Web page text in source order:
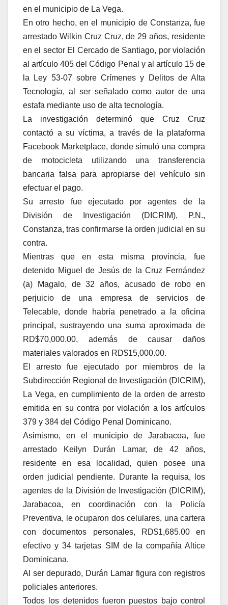
en el municipio de La Vega.
En otro hecho, en el municipio de Constanza, fue
arrestado Wilkin Cruz Cruz, de 29 años, residente
en el sector El Cercado de Santiago, por violación
al artículo 405 del Código Penal y al artículo 15 de
la Ley 53-07 sobre Crímenes y Delitos de Alta
Tecnología, al ser señalado como autor de una
estafa mediante uso de alta tecnología.
La investigación determinó que Cruz Cruz
contactó a su víctima, a través de la plataforma
Facebook Marketplace, donde simuló una compra
de motocicleta utilizando una transferencia
bancaria falsa para apropiarse del vehículo sin
efectuar el pago.
Su arresto fue ejecutado por agentes de la
División de Investigación (DICRIM), P.N.,
Constanza, tras confirmarse la orden judicial en su
contra.
Mientras que en esta misma provincia, fue
detenido Miguel de Jesús de la Cruz Fernández
(a) Magalo, de 32 años, acusado de robo en
perjuicio de una empresa de servicios de
Telecable, donde habría penetrado a la oficina
principal, sustrayendo una suma aproximada de
RD$70,000.00, además de causar daños
materiales valorados en RD$15,000.00.
El arresto fue ejecutado por miembros de la
Subdirección Regional de Investigación (DICRIM),
La Vega, en cumplimiento de la orden de arresto
emitida en su contra por violación a los artículos
379 y 384 del Código Penal Dominicano.
Asimismo, en el municipio de Jarabacoa, fue
arrestado Keilyn Durán Lamar, de 42 años,
residente en esa localidad, quien posee una
orden judicial pendiente. Durante la requisa, los
agentes de la División de Investigación (DICRIM),
Jarabacoa, en coordinación con la Policía
Preventiva, le ocuparon dos celulares, una cartera
con documentos personales, RD$1,685.00 en
efectivo y 34 tarjetas SIM de la compañía Altice
Dominicana.
Al ser depurado, Durán Lamar figura con registros
policiales anteriores.
Todos los detenidos fueron puestos bajo control